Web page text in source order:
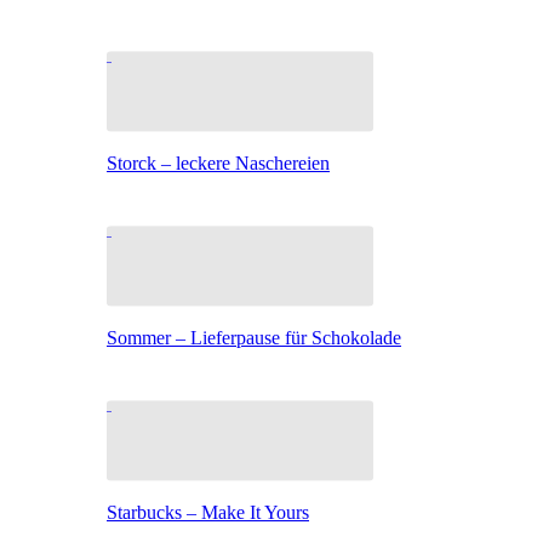
Storck – leckere Naschereien
Sommer – Lieferpause für Schokolade
Starbucks – Make It Yours